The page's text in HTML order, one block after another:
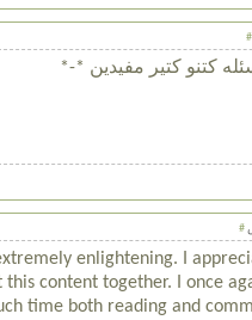
#
كتنو كتير مفيدين *-*
#
enlightening. I
content together. I once
time both reading and